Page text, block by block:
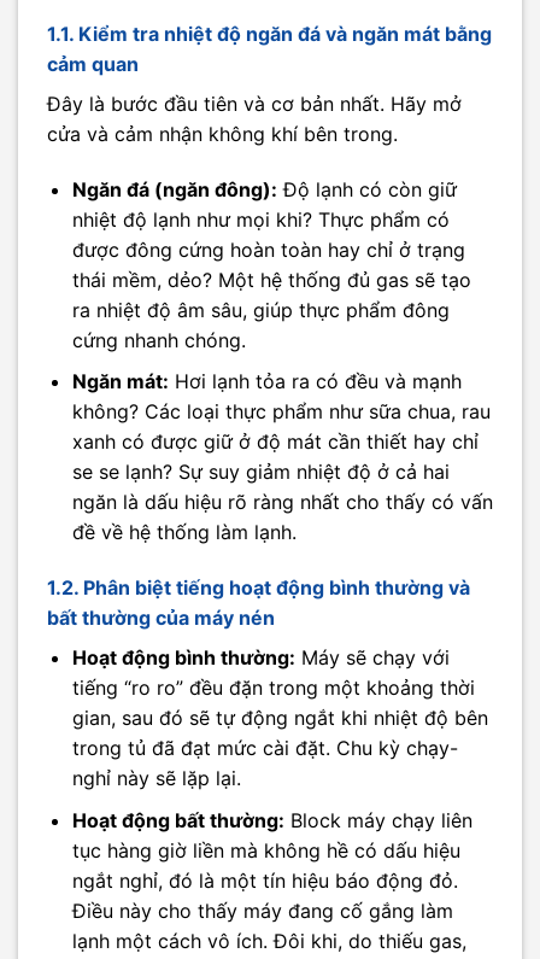
1.1. Kiểm tra nhiệt độ ngăn đá và ngăn mát bằng
cảm quan
Đây là bước đầu tiên và cơ bản nhất. Hãy mở
cửa và cảm nhận không khí bên trong.
Ngăn đá (ngăn đông): Độ lạnh có còn giữ
nhiệt độ lạnh như mọi khi? Thực phẩm có
được đông cứng hoàn toàn hay chỉ ở trạng
thái mềm, dẻo? Một hệ thống đủ gas sẽ tạo
ra nhiệt độ âm sâu, giúp thực phẩm đông
cứng nhanh chóng.
Ngăn mát: Hơi lạnh tỏa ra có đều và mạnh
không? Các loại thực phẩm như sữa chua, rau
xanh có được giữ ở độ mát cần thiết hay chỉ
se se lạnh? Sự suy giảm nhiệt độ ở cả hai
ngăn là dấu hiệu rõ ràng nhất cho thấy có vấn
đề về hệ thống làm lạnh.
1.2. Phân biệt tiếng hoạt động bình thường và
bất thường của máy nén
Hoạt động bình thường: Máy sẽ chạy với
tiếng “ro ro” đều đặn trong một khoảng thời
gian, sau đó sẽ tự động ngắt khi nhiệt độ bên
trong tủ đã đạt mức cài đặt. Chu kỳ chạy-
nghỉ này sẽ lặp lại.
Hoạt động bất thường: Block máy chạy liên
tục hàng giờ liền mà không hề có dấu hiệu
ngắt nghỉ, đó là một tín hiệu báo động đỏ.
Điều này cho thấy máy đang cố gắng làm
lạnh một cách vô ích. Đôi khi, do thiếu gas,